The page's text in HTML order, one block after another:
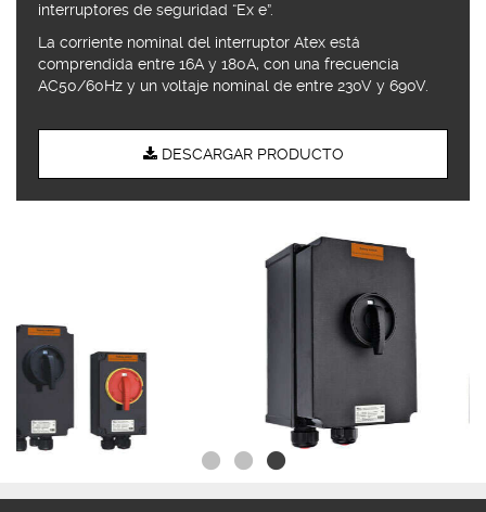
interruptores de seguridad “Ex e”.
La corriente nominal del interruptor Atex está
comprendida entre 16A y 180A, con una frecuencia
AC50/60Hz y un voltaje nominal de entre 230V y 690V.
DESCARGAR PRODUCTO